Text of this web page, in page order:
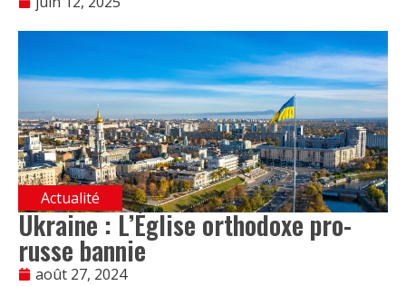
Actualité
Ukraine : L’Église orthodoxe pro-
russe bannie
août 27, 2024